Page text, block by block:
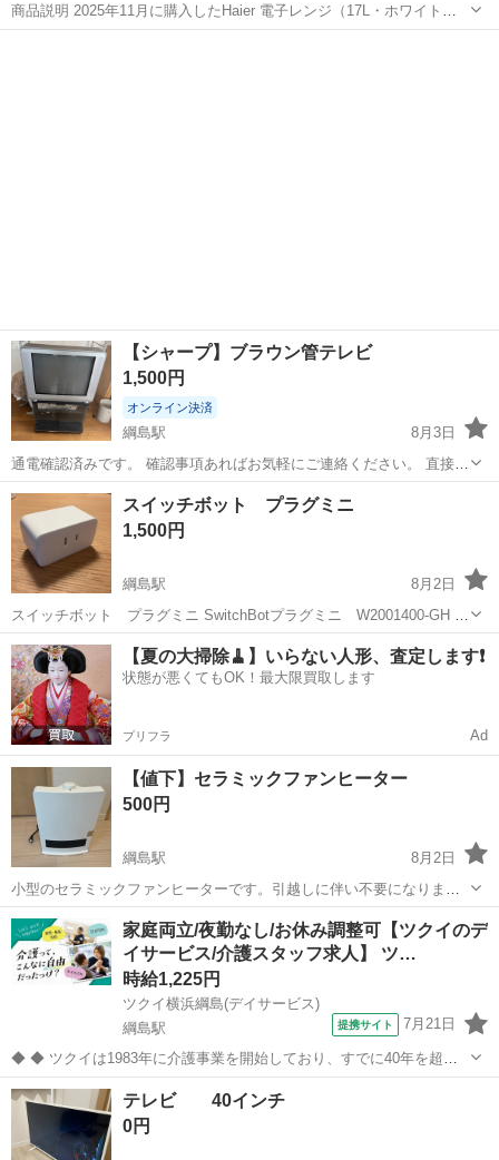
商品説明 2025年11月に購入したHaier 電子レンジ（17L・ホワイト）
です。 【商品詳細】 ・容量：17L ・サイズ：約 幅44 × 奥行36 × 高さ
【シャープ】ブラウン管テレビ
1,500円
オンライン決済
綱島駅
8月3日
通電確認済みです。 確認事項あればお気軽にご連絡ください。 直接引
き取りに来てくださる方のみ、よろしくお願いします。
神奈川 横浜市 綱島駅 テレビ
スイッチボット プラグミニ
1,500円
綱島駅
8月2日
スイッチボット プラグミニ SwitchBotプラグミニ W2001400-GH 1
ヶ月のみ使用のため、大変綺麗な商品です。 箱無し現物のみのお取引
です。 返品などは対応できませんのでご了承ください。
神奈川 横浜市 綱島駅 生活家電
【夏の大掃除🧹】いらない人形、査定します❗️
状態が悪くてもOK！最大限買取します
プリフラ Ad
【値下】セラミックファンヒーター
500円
綱島駅
8月2日
小型のセラミックファンヒーターです。引越しに伴い不要になりまし
た。使用感がありますのでご理解いただける方にお譲りします。
神奈川 横浜市 綱島駅 季節、空調家電
セラミックファンヒーター
家庭両立/夜勤なし/お休み調整可【ツクイのデ
イサービス/介護スタッフ求人】 ツ…
時給1,225円
ツクイ横浜綱島(デイサービス)
綱島駅
提携サイト 7月21日
◆ ◆ ツクイは1983年に介護事業を開始しており、すでに40年を超え
る歴史を有しています。デイサービスでは業界トップクラス！ ◆グル
ープ会社の経営管理 ◆在宅介護サービス:デイサービス/訪問介護/訪問
入浴/訪問看護/...
神奈川 横浜市 綱島駅 介護
テレビ 40インチ
0円